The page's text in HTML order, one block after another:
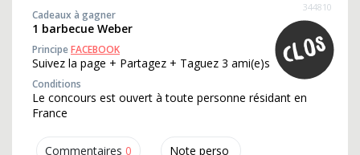
Commentaires 0 Note perso
344810
Cadeaux à gagner
1 barbecue Weber
PrincipeFACEBOOK
Suivez la page + Partagez + Taguez 3 ami(e)s
Conditions
Le concours est ouvert à toute personne résidant en
France